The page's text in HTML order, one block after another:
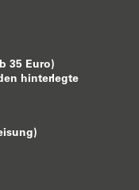
35 Euro)
hinterlegte